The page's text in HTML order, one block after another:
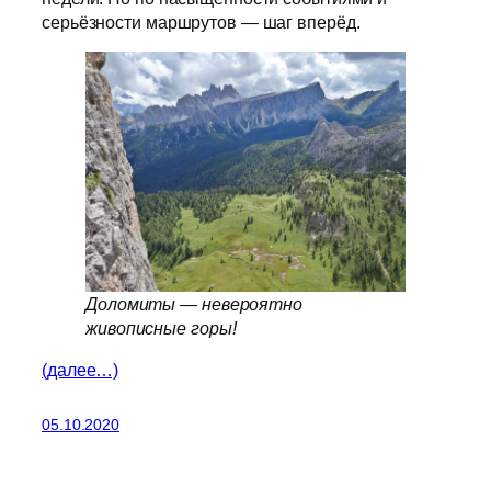
серьёзности маршрутов — шаг вперёд.
Доломиты — невероятно
живописные горы!
(далее…)
05.10.2020